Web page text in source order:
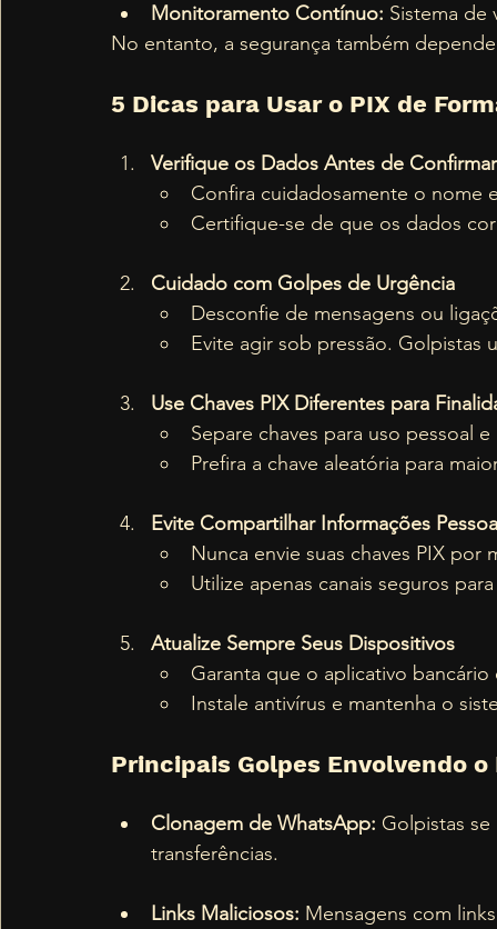
Monitoramento Contínuo: Sistema de
No entanto, a segurança também
5 Dicas para Usar o PIX de
Verifique os Dados Antes de
Confira cuidadosamente o nome
Certifique-se de que os dados
Cuidado com Golpes de Urgência
Desconfie de mensagens ou
Evite agir sob pressão. Golpistas
Use Chaves PIX Diferentes para
Separe chaves para uso pessoal
Prefira a chave aleatória para
Evite Compartilhar Informações
Nunca envie suas chaves PIX por
Utilize apenas canais seguros
Atualize Sempre Seus Dispositivos
Garanta que o aplicativo bancário
Instale antivírus e mantenha o
Principais Golpes Envolvendo o
Clonagem de WhatsApp: Golpistas
transferências.
Links Maliciosos: Mensagens com